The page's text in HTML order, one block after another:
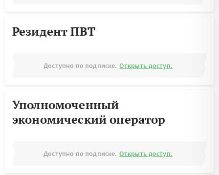
Резидент ПВТ
Доступно по подписке. Открыть доступ.
Уполномоченный
экономический оператор
Доступно по подписке. Открыть доступ.